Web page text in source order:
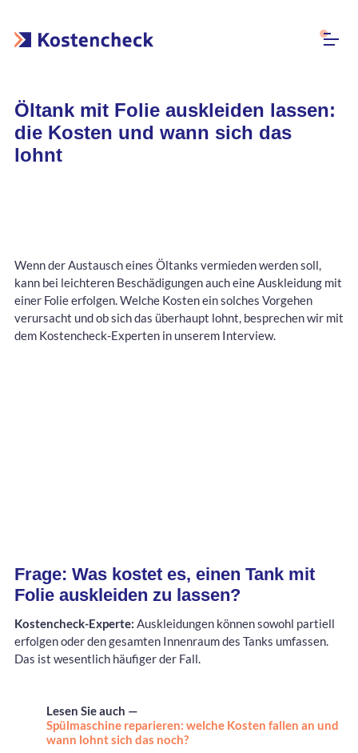
Öltank mit Folie auskleiden lassen:
die Kosten und wann sich das
lohnt
Wenn der Austausch eines Öltanks vermieden werden soll,
kann bei leichteren Beschädigungen auch eine Auskleidung mit
einer Folie erfolgen. Welche Kosten ein solches Vorgehen
verursacht und ob sich das überhaupt lohnt, besprechen wir mit
dem Kostencheck-Experten in unserem Interview.
Frage: Was kostet es, einen Tank mit
Folie auskleiden zu lassen?
Kostencheck-Experte: Auskleidungen können sowohl partiell
erfolgen oder den gesamten Innenraum des Tanks umfassen.
Das ist wesentlich häufiger der Fall.
Lesen Sie auch —
Spülmaschine reparieren: welche Kosten fallen an und
wann lohnt sich das noch?